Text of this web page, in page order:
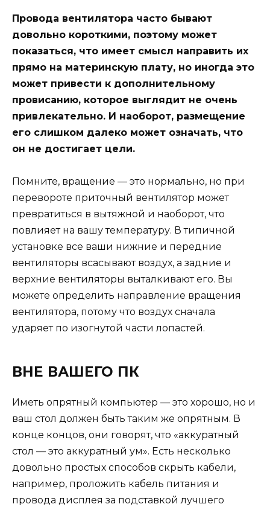
Провода вентилятора часто бывают
довольно короткими, поэтому может
показаться, что имеет смысл направить их
прямо на материнскую плату, но иногда это
может привести к дополнительному
провисанию, которое выглядит не очень
привлекательно. И наоборот, размещение
его слишком далеко может означать, что
он не достигает цели.
Помните, вращение — это нормально, но при
перевороте приточный вентилятор может
превратиться в вытяжной и наоборот, что
повлияет на вашу температуру. В типичной
установке все ваши нижние и передние
вентиляторы всасывают воздух, а задние и
верхние вентиляторы выталкивают его. Вы
можете определить направление вращения
вентилятора, потому что воздух сначала
ударяет по изогнутой части лопастей.
ВНЕ ВАШЕГО ПК
Иметь опрятный компьютер — это хорошо, но и
ваш стол должен быть таким же опрятным. В
конце концов, они говорят, что «аккуратный
стол — это аккуратный ум». Есть несколько
довольно простых способов скрыть кабели,
например, проложить кабель питания и
провода дисплея за подставкой лучшего